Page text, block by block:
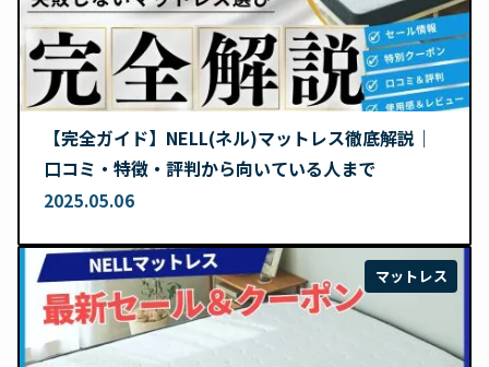
【完全ガイド】NELL(ネル)マットレス徹底解説｜
口コミ・特徴・評判から向いている人まで
2025.05.06
マットレス